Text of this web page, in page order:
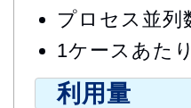
プロセス並列
1ケースあた
利用量